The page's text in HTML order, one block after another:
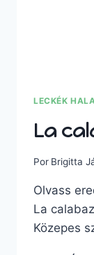
LECKÉK
La
Por Brigitta
Olvass
La
Közepes